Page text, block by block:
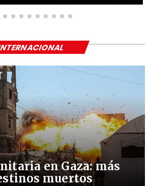
en Gaza: más
muertos